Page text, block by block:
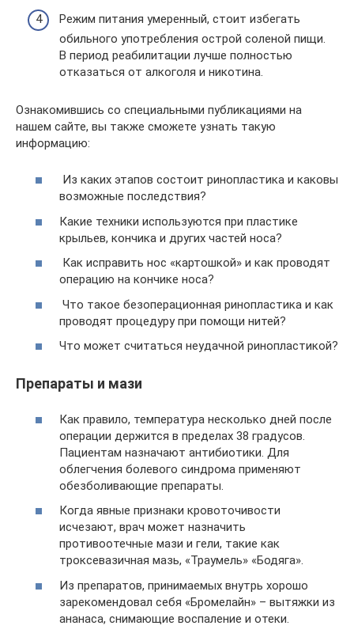
Режим питания умеренный, стоит избегать
обильного употребления острой соленой пищи.
В период реабилитации лучше полностью
отказаться от алкоголя и никотина.
Ознакомившись со специальными публикациями на
нашем сайте, вы также сможете узнать такую
информацию:
Из каких этапов состоит ринопластика и каковы
возможные последствия?
Какие техники используются при пластике
крыльев, кончика и других частей носа?
Как исправить нос «картошкой» и как проводят
операцию на кончике носа?
Что такое безоперационная ринопластика и как
проводят процедуру при помощи нитей?
Что может считаться неудачной ринопластикой?
Препараты и мази
Как правило, температура несколько дней после
операции держится в пределах 38 градусов.
Пациентам назначают антибиотики. Для
облегчения болевого синдрома применяют
обезболивающие препараты.
Когда явные признаки кровоточивости
исчезают, врач может назначить
противоотечные мази и гели, такие как
троксевазичная мазь, «Траумель» «Бодяга».
Из препаратов, принимаемых внутрь хорошо
зарекомендовал себя «Бромелайн» – вытяжки из
ананаса, снимающие воспаление и отеки.